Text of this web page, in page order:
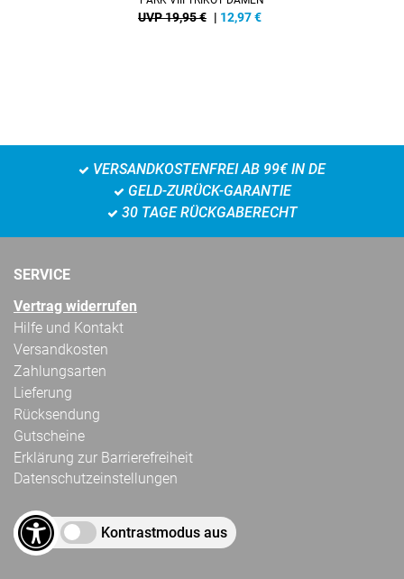
UVP 19,95 € | 12,97€
VERSANDKOSTENFREI AB 99€ IN DE
GELD-ZURÜCK-GARANTIE
30 TAGE RÜCKGABERECHT
SERVICE
Vertrag widerrufen
Hilfe und Kontakt
Versandkosten
Zahlungsarten
Lieferung
Rücksendung
Gutscheine
Erklärung zur Barrierefreiheit
Datenschutzeinstellungen
Kontrastmodus aus